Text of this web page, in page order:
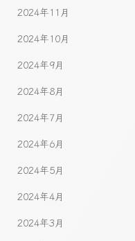
2024年11月
2024年10月
2024年9月
2024年8月
2024年7月
2024年6月
2024年5月
2024年4月
2024年3月